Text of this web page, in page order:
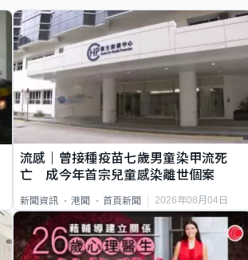
流感｜曾接種疫苗七歲男童染甲流死
亡 成今年首宗兒童感染離世個案
新聞資訊 港聞 首頁新聞 2026年08月04日